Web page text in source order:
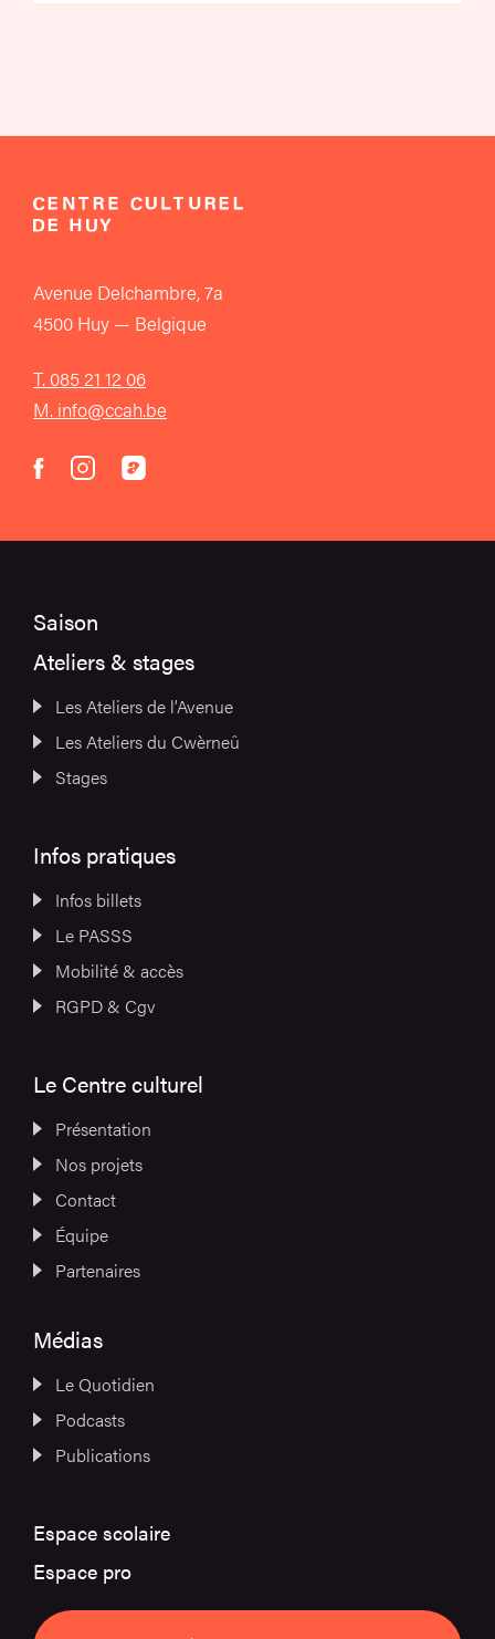
Avenue Delchambre, 7a
4500 Huy — Belgique
T. 085 21 12 06
M. info@ccah.be
facebook
instagram
acast
Saison
Ateliers & stages
Les Ateliers de l’Avenue
Les Ateliers du Cwèrneû
Stages
Infos pratiques
Infos billets
Le PASSS
Mobilité & accès
RGPD & Cgv
Le Centre culturel
Présentation
Nos projets
Contact
Équipe
Partenaires
Médias
Le Quotidien
Podcasts
Publications
Espace scolaire
Espace pro